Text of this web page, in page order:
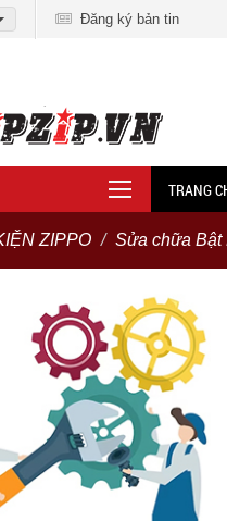
Đăng ký bản tin
TRANG
ZIPPO Sửa chữa Bật